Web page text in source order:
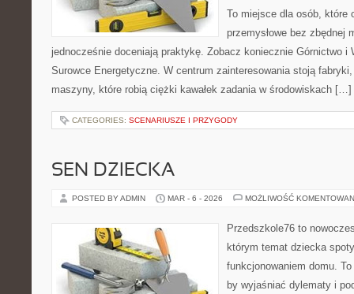
To miejsce dla osób, które
przemysłowe bez zbędnej
jednocześnie doceniają praktykę. Zobacz koniecznie Górnictwo i
Surowce Energetyczne. W centrum zainteresowania stoją
maszyny, które robią ciężki kawałek zadania w środowiskach […]
CATEGORIES: SCENARIUSZE I PRZYGODY
SEN DZIECKA
POSTED BY ADMIN MAR - 6 - 2026 MOŻLIWOŚĆ
Przedszkole76 to
którym temat dziecka
funkcjonowaniem domu.
by wyjaśniać dylematy i